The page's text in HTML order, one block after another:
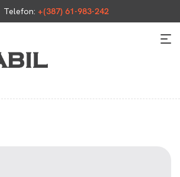
Telefon: +(387) 61-983-242